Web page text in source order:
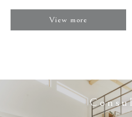
View more